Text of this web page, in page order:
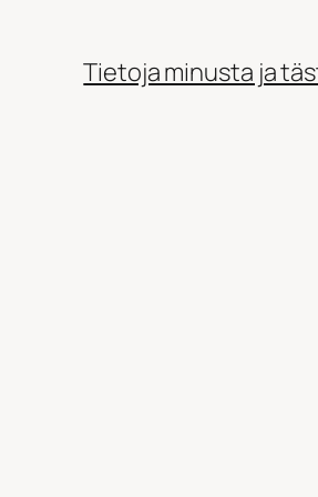
Tietoja minusta ja